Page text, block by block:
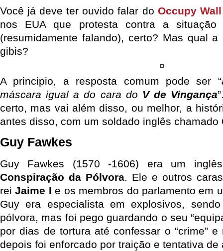
Você já deve ter ouvido falar do Occupy
nos EUA que protesta contra a situação
(resumidamente falando), certo? Mas qual
gibis?
A principio, a resposta comum pode ser “
máscara igual a do cara do V de Vingança
certo, mas vai além disso, ou melhor, a
antes disso, com um soldado inglês chamado
Guy Fawkes
Guy Fawkes (1570 -1606) era um
Conspiração da Pólvora. Ele e outros
reiJaime I e os membros do parlamento em
Guy era especialista em explosivos,
pólvora, mas foi pego guardando o seu
por dias de tortura até confessar o “crime”
depois foi enforcado por traição e tentativa de